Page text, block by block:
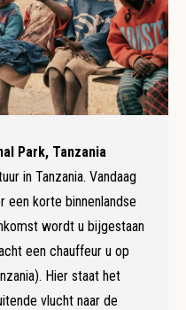
Park, Tanzania
in Tanzania. Vandaag
een korte binnenlandse
wordt u bijgestaan
een chauffeur u op
Hier staat het
vlucht naar de